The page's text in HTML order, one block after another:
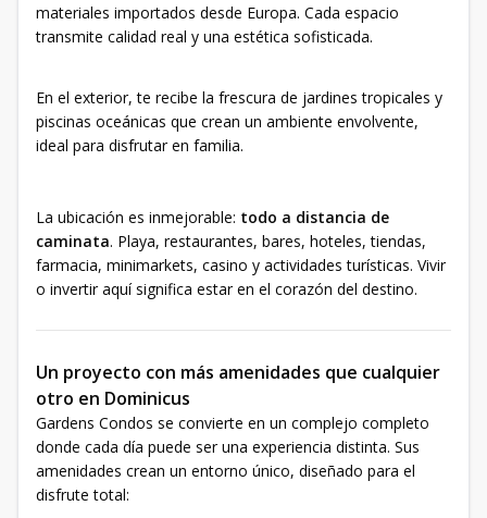
materiales importados desde Europa. Cada espacio
transmite calidad real y una estética sofisticada.
En el exterior, te recibe la frescura de jardines tropicales y
piscinas oceánicas que crean un ambiente envolvente,
ideal para disfrutar en familia.
La ubicación es inmejorable: todo a distancia de
caminata. Playa, restaurantes, bares, hoteles, tiendas,
farmacia, minimarkets, casino y actividades turísticas. Vivir
o invertir aquí significa estar en el corazón del destino.
Un proyecto con más amenidades que cualquier
otro en Dominicus
Gardens Condos se convierte en un complejo completo
donde cada día puede ser una experiencia distinta. Sus
amenidades crean un entorno único, diseñado para el
disfrute total: